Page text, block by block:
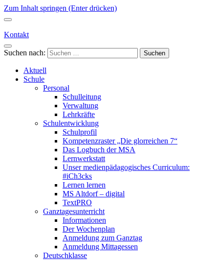
Zum Inhalt springen (Enter drücken)
Kontakt
Suchen nach:
Aktuell
Schule
Personal
Schulleitung
Verwaltung
Lehrkräfte
Schulentwicklung
Schulprofil
Kompetenzraster „Die glorreichen 7“
Das Logbuch der MSA
Lernwerkstatt
Unser medienpädagogisches Curriculum:
#iCh3cks
Lernen lernen
MS Altdorf – digital
TextPRO
Ganztagesunterricht
Informationen
Der Wochenplan
Anmeldung zum Ganztag
Anmeldung Mittagessen
Deutschklasse